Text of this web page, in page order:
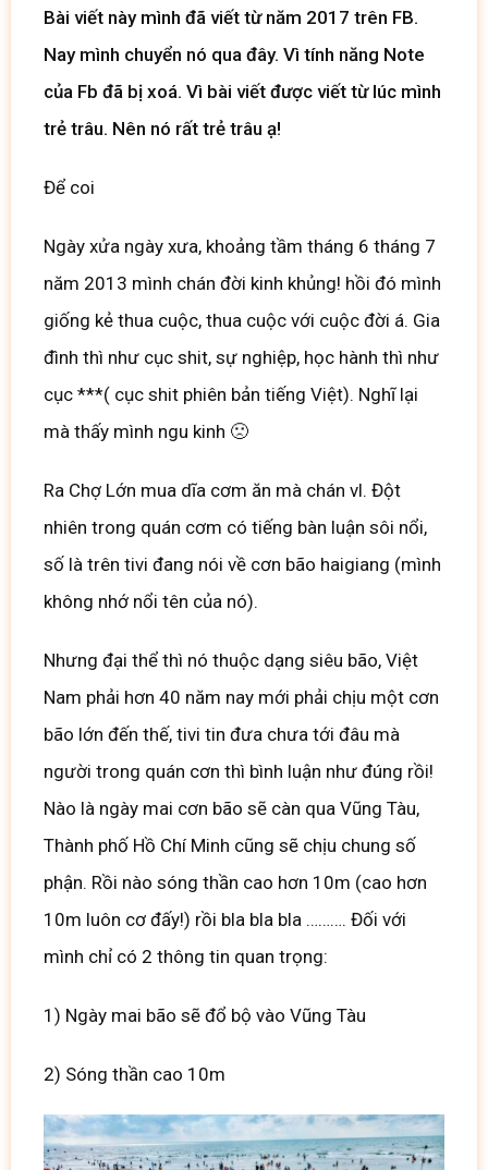
Bài viết này mình đã viết từ năm 2017 trên FB.
Nay mình chuyển nó qua đây. Vì tính năng Note
của Fb đã bị xoá. Vì bài viết được viết từ lúc mình
trẻ trâu. Nên nó rất trẻ trâu ạ!
Để coi
Ngày xửa ngày xưa, khoảng tầm tháng 6 tháng 7
năm 2013 mình chán đời kinh khủng! hồi đó mình
giống kẻ thua cuộc, thua cuộc với cuộc đời á. Gia
đình thì như cục shit, sự nghiệp, học hành thì như
cục ***( cục shit phiên bản tiếng Việt). Nghĩ lại
mà thấy mình ngu kinh 🙁
Ra Chợ Lớn mua dĩa cơm ăn mà chán vl. Đột
nhiên trong quán cơm có tiếng bàn luận sôi nổi,
số là trên tivi đang nói về cơn bão haigiang (mình
không nhớ nổi tên của nó).
Nhưng đại thể thì nó thuộc dạng siêu bão, Việt
Nam phải hơn 40 năm nay mới phải chịu một cơn
bão lớn đến thế, tivi tin đưa chưa tới đâu mà
người trong quán cơn thì bình luận như đúng rồi!
Nào là ngày mai cơn bão sẽ càn qua Vũng Tàu,
Thành phố Hồ Chí Minh cũng sẽ chịu chung số
phận. Rồi nào sóng thần cao hơn 10m (cao hơn
10m luôn cơ đấy!) rồi bla bla bla ………. Đối với
mình chỉ có 2 thông tin quan trọng:
1) Ngày mai bão sẽ đổ bộ vào Vũng Tàu
2) Sóng thần cao 10m